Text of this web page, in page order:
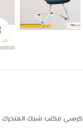
كرسى مكتب شبك المتحرك